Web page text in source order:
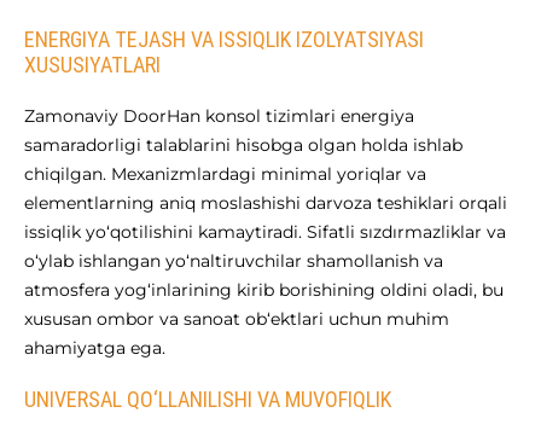
ENERGIYA TEJASH VA ISSIQLIK IZOLYATSIYASI
XUSUSIYATLARI
Zamonaviy DoorHan konsol tizimlari energiya
samaradorligi talablarini hisobga olgan holda ishlab
chiqilgan. Mexanizmlardagi minimal yoriqlar va
elementlarning aniq moslashishi darvoza teshiklari orqali
issiqlik yo‘qotilishini kamaytiradi. Sifatli sızdırmazliklar va
o‘ylab ishlangan yo‘naltiruvchilar shamollanish va
atmosfera yog‘inlarining kirib borishining oldini oladi, bu
xususan ombor va sanoat ob‘ektlari uchun muhim
ahamiyatga ega.
UNIVERSAL QO‘LLANILISHI VA MUVOFIQLIK